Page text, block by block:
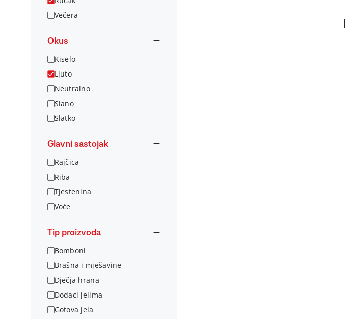
Večera
Okus
Kiselo
Ljuto
Neutralno
Slano
Slatko
Glavni sastojak
Rajčica
Riba
Tjestenina
Voće
Tip proizvoda
Bomboni
Brašna i mješavine
Dječja hrana
Dodaci jelima
Gotova jela